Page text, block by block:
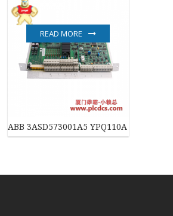
ABB 3ASD573001A5 YPQ110A DCS模块
READ MORE